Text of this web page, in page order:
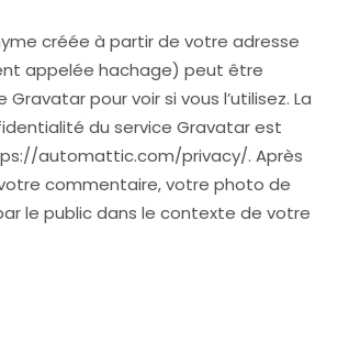
créée à partir de votre adresse
appelée hachage) peut être
Gravatar pour voir si vous l’utilisez. La
du service Gravatar est
automattic.com/privacy/. Après
commentaire, votre photo de
le public dans le contexte de votre